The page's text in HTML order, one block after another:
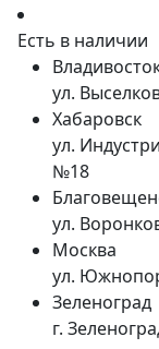
Есть в наличии
ул.
Хабаровск
ул.
№18
ул.
Москва
ул.
Зеленоград
г.